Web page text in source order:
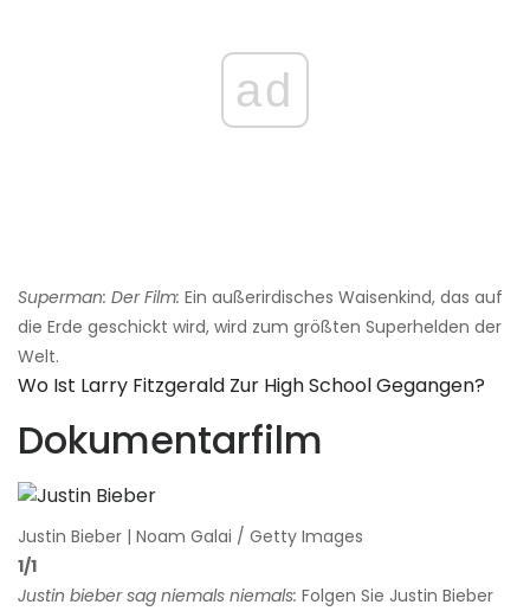
ad
Superman: Der Film: Ein außerirdisches Waisenkind, das auf
die Erde geschickt wird, wird zum größten Superhelden der
Welt.
Wo Ist Larry Fitzgerald Zur High School Gegangen?
Dokumentarfilm
Justin Bieber | Noam Galai / Getty Images
1/1
Justin bieber sag niemals niemals: Folgen Sie Justin Bieber